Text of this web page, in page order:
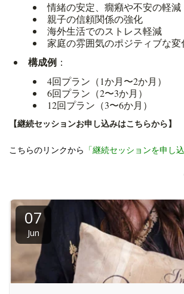
情緒の安定、癇癪や不安の軽減
親子の信頼関係の強化
海外生活でのストレス軽減
家庭の雰囲気のポジティブな変
構成例 ：
4回プラン（1か月〜2か月）
6回プラン（2〜3か月）
12回プラン（3〜6か月）
【継続セッションお申し込みはこちらから】
こちらのリンクから 「継続セッションを申し込
07
Jun